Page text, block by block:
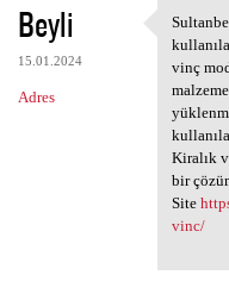
Beyli
15.01.2024
Adres
vinç
Kiralık
bir
Site
vinc/